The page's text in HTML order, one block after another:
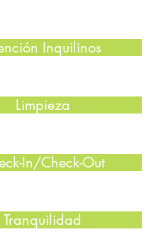
Inquilinos
Limpieza
In/Check-Out
Tranquilidad